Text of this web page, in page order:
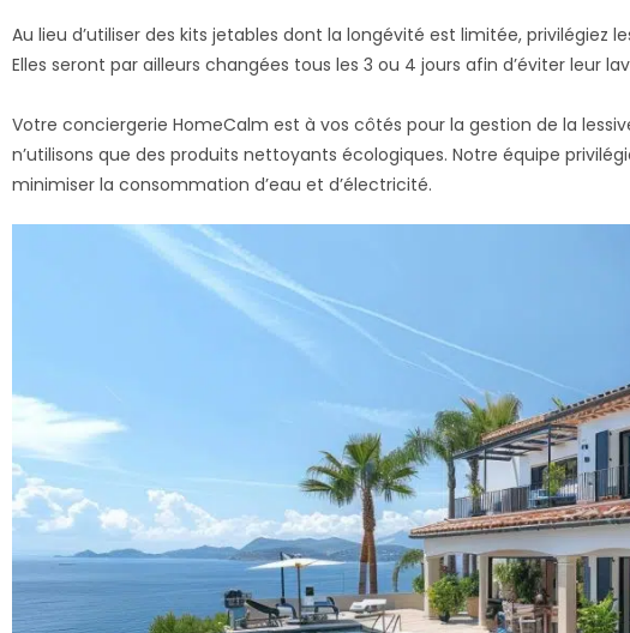
Au lieu d’utiliser des kits jetables dont la longévité est limitée, privilégiez
Elles seront par ailleurs changées tous les 3 ou 4 jours afin d’éviter leur
Votre conciergerie HomeCalm est à vos côtés pour la gestion de la
n’utilisons que des produits nettoyants écologiques. Notre équipe
minimiser la consommation d’eau et d’électricité.